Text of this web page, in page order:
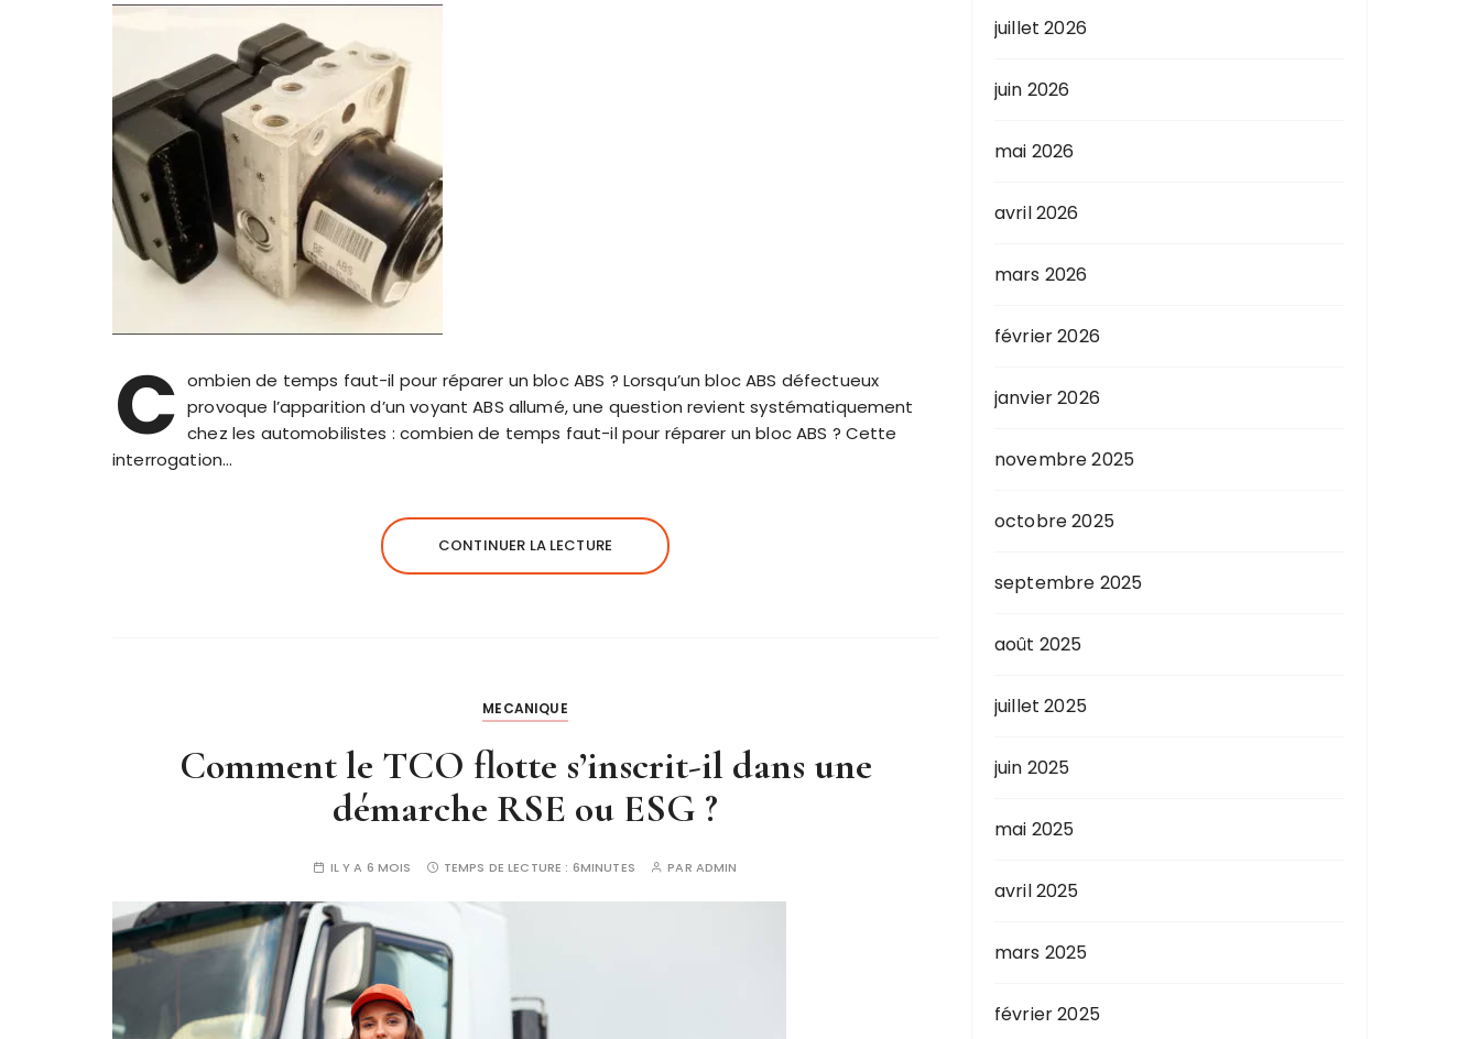
C ombien de temps faut-il pour réparer un bloc ABS ? Lorsqu’un bloc ABS défectueux
provoque l’apparition d’un voyant ABS allumé, une question revient systématiquement
chez les automobilistes : combien de temps faut-il pour réparer un bloc ABS ? Cette
interrogation…
CONTINUER LA LECTURE
MECANIQUE
Comment le TCO flotte s’inscrit-il dans une
démarche RSE ou ESG ?
IL Y A 6 MOIS TEMPS DE LECTURE : 6MINUTES PAR ADMIN
juillet 2026
juin 2026
mai 2026
avril 2026
mars 2026
février 2026
janvier 2026
novembre 2025
octobre 2025
septembre 2025
août 2025
juillet 2025
juin 2025
mai 2025
avril 2025
mars 2025
février 2025